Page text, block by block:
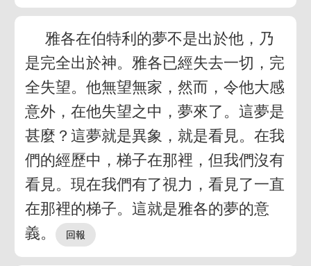
雅各在伯特利的夢不是出於他，乃
是完全出於神。雅各已經失去一切，完
全失望。他無望無家，然而，令他大感
意外，在他失望之中，夢來了。這夢是
甚麼？這夢就是異象，就是看見。在我
們的經歷中，梯子在那裡，但我們沒有
看見。現在我們有了視力，看見了一直
在那裡的梯子。這就是雅各的夢的意
義。